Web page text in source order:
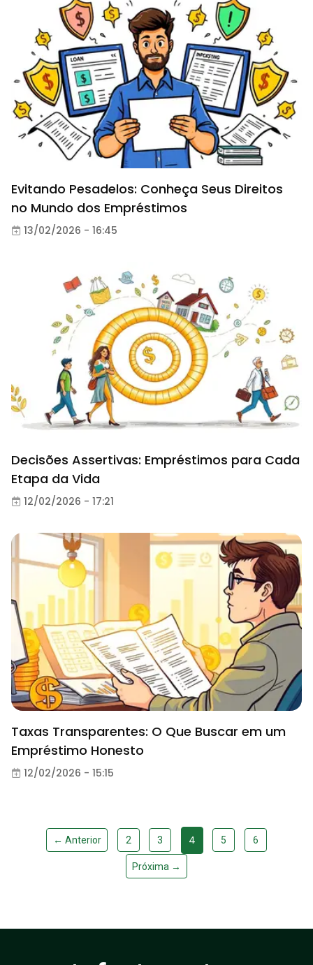
Evitando Pesadelos: Conheça Seus Direitos
no Mundo dos Empréstimos
13/02/2026 - 16:45
Decisões Assertivas: Empréstimos para Cada
Etapa da Vida
12/02/2026 - 17:21
Taxas Transparentes: O Que Buscar em um
Empréstimo Honesto
12/02/2026 - 15:15
← Anterior 2 3 4 5 6
Próxima →